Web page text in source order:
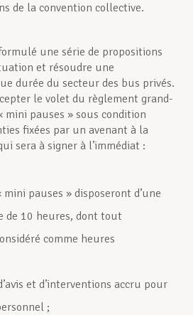
de la convention collective.
une série de propositions
et résoudre une
durée du secteur des bus privés.
le volet du règlement grand-
pauses » sous condition
fixées par un avenant à la
sera à signer à l’immédiat :
pauses » disposeront d’une
de 10 heures, dont tout
comme heures
et d’interventions accru pour
;